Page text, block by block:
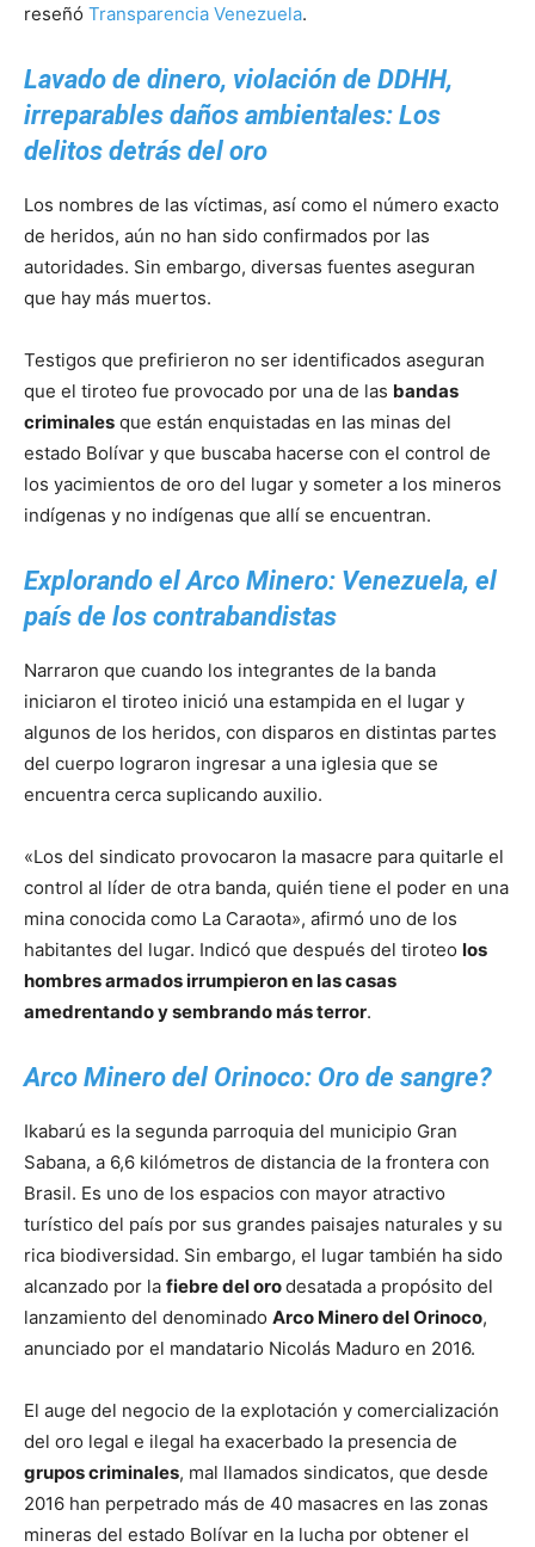
reseñó Transparencia Venezuela.
Lavado de dinero, violación de DDHH,
irreparables daños ambientales: Los
delitos detrás del oro
Los nombres de las víctimas, así como el número exacto
de heridos, aún no han sido confirmados por las
autoridades. Sin embargo, diversas fuentes aseguran
que hay más muertos.
Testigos que prefirieron no ser identificados aseguran
que el tiroteo fue provocado por una de las bandas
criminales que están enquistadas en las minas del
estado Bolívar y que buscaba hacerse con el control de
los yacimientos de oro del lugar y someter a los mineros
indígenas y no indígenas que allí se encuentran.
Explorando el Arco Minero: Venezuela, el
país de los contrabandistas
Narraron que cuando los integrantes de la banda
iniciaron el tiroteo inició una estampida en el lugar y
algunos de los heridos, con disparos en distintas partes
del cuerpo lograron ingresar a una iglesia que se
encuentra cerca suplicando auxilio.
«Los del sindicato provocaron la masacre para quitarle el
control al líder de otra banda, quién tiene el poder en una
mina conocida como La Caraota», afirmó uno de los
habitantes del lugar. Indicó que después del tiroteo los
hombres armados irrumpieron en las casas
amedrentando y sembrando más terror.
Arco Minero del Orinoco: Oro de sangre?
Ikabarú es la segunda parroquia del municipio Gran
Sabana, a 6,6 kilómetros de distancia de la frontera con
Brasil. Es uno de los espacios con mayor atractivo
turístico del país por sus grandes paisajes naturales y su
rica biodiversidad. Sin embargo, el lugar también ha sido
alcanzado por la fiebre del orodesatada a propósito del
lanzamiento del denominado Arco Minero del Orinoco,
anunciado por el mandatario Nicolás Maduro en 2016.
El auge del negocio de la explotación y comercialización
del oro legal e ilegal ha exacerbado la presencia de
grupos criminales, mal llamados sindicatos, que desde
2016 han perpetrado más de 40 masacres en las zonas
mineras del estado Bolívar en la lucha por obtener el